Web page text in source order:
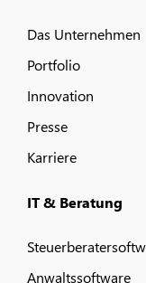
Das Unternehmen
Portfolio
Innovation
Presse
Karriere
IT & Beratung
Anwaltssoftware